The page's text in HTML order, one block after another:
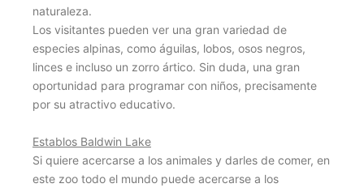
naturaleza.
Los visitantes pueden ver una gran variedad de
especies alpinas, como águilas, lobos, osos negros,
linces e incluso un zorro ártico. Sin duda, una gran
oportunidad para programar con niños, precisamente
por su atractivo educativo.
Establos Baldwin Lake
Si quiere acercarse a los animales y darles de comer, en
este zoo todo el mundo puede acercarse a los